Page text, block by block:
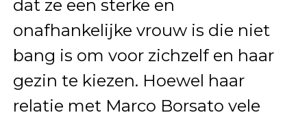
dat ze een sterke en
onafhankelijke vrouw is die niet
bang is om voor zichzelf en haar
gezin te kiezen. Hoewel haar
relatie met Marco Borsato vele